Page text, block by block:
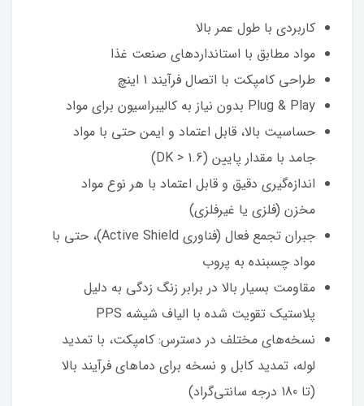
کاربردی با طول عمر بالا
مواد مطابق با استانداردهای صنعت غذا
طراحی کامپکت با اتصال فرآیند 1 اینچ
Plug & Play بدون نیاز به کالیبراسیون برای مواد
حساسیت بالا، قابل اعتماد و ایمن حتی با مواد
جامد با مقدار پایین (DK > 1.6)
اندازه‌گیری دقیق و قابل اعتماد با هر نوع مواد
مخزن (فلزی یا غیرفلزی)
جبران تجمع فعال (فناوری Active Shield)، حتی با
مواد چسبنده به پروب
مقاومت بسیار بالا در برابر زنگ زدگی به دلیل
پلاستیک تقویت شده با الیاف شیشه PPS
نسخه‌های مختلف در دسترس: کامپکت، با تمدید
لوله، تمدید کابل و نسخه برای دماهای فرآیند بالا
(تا 180 درجه سانتی‌گراد)